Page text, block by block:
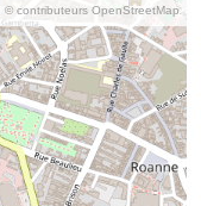
© contributeurs OpenStreetMap